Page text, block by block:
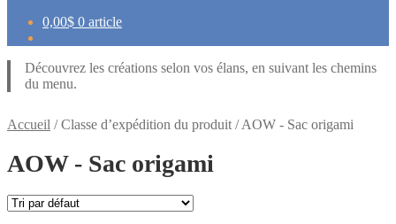
0,00$ 0 article
Découvrez les créations selon vos élans, en suivant les chemins
du menu.
Accueil /Classe d’expédition du produit /AOW - Sac origami
AOW - Sac origami